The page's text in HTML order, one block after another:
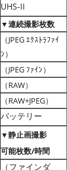
UHS-II
▼連続撮影枚数
（JPEG ｴｸｽﾄﾗﾌｧｲ
ﾝ）
（JPEG ﾌｧｲﾝ）
（RAW）
（RAW+JPEG）
バッテリー
▼静止画撮影
可能枚数/時間
（ファインダ